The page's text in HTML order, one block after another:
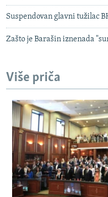
Suspendovan glavni tužilac
Zašto je Barašin iznenada
Više priča